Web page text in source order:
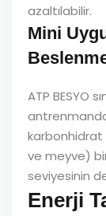
azaltılabilir.
Mini
ATP BESYO
karbonhidrat
ve meyve)
seviyesinin
Enerji